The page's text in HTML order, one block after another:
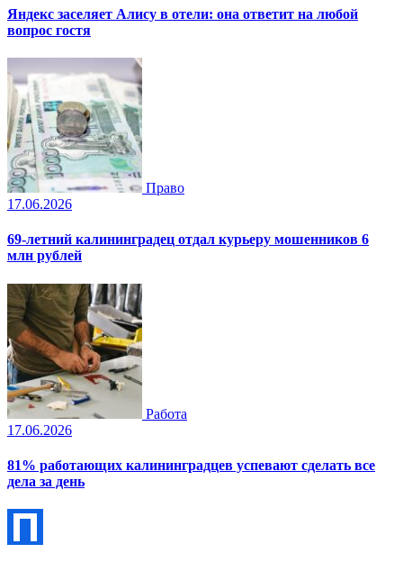
Яндекс заселяет Алису в отели: она ответит на любой
вопрос гостя
Право
17.06.2026
69-летний калининградец отдал курьеру мошенников 6
млн рублей
Работа
17.06.2026
81% работающих калининградцев успевают сделать все
дела за день